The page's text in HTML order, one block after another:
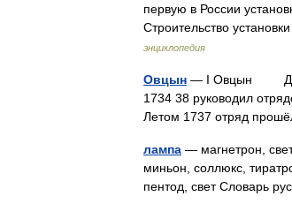
первую в России
Строительство
энциклопедия
Овцын — I Овцын
1734 38 руководил
Летом 1737 отряд
лампа — магнетрон,
миньон, соллюкс,
пентод, свет Словарь